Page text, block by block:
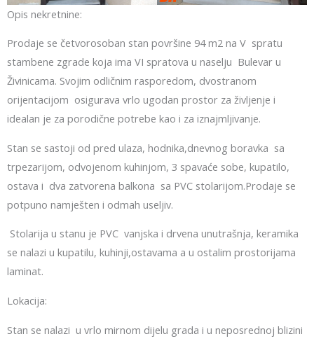
Opis nekretnine:
Prodaje se četvorosoban stan površine 94 m2 na V spratu
stambene zgrade koja ima VI spratova u naselju Bulevar u
Živinicama. Svojim odličnim rasporedom, dvostranom
orijentacijom osigurava vrlo ugodan prostor za življenje i
idealan je za porodične potrebe kao i za iznajmljivanje.
Stan se sastoji od pred ulaza, hodnika,dnevnog boravka sa
trpezarijom, odvojenom kuhinjom, 3 spavaće sobe, kupatilo,
ostava i dva zatvorena balkona sa PVC stolarijom.Prodaje se
potpuno namješten i odmah useljiv.
Stolarija u stanu je PVC vanjska i drvena unutrašnja, keramika
se nalazi u kupatilu, kuhinji,ostavama a u ostalim prostorijama
laminat.
Lokacija:
Stan se nalazi u vrlo mirnom dijelu grada i u neposrednoj blizini